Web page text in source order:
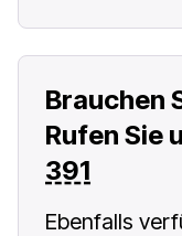
Brauchen
Rufen Sie
391
Ebenfalls